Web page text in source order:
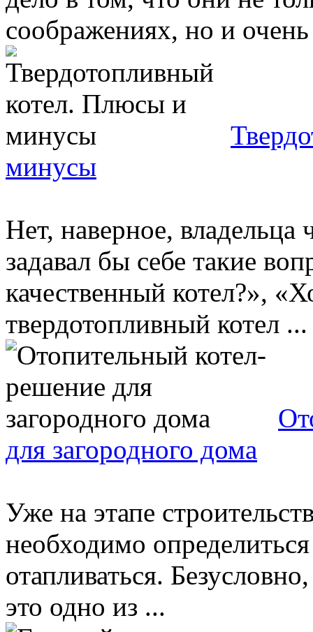
соображениях, но и
минусы
Нет, наверное, владельца
задавал бы себе такие
качественный котел?»,
твердотопливный котел ...
для загородного дома
Уже на этапе
необходимо
отапливаться.
это одно из ...